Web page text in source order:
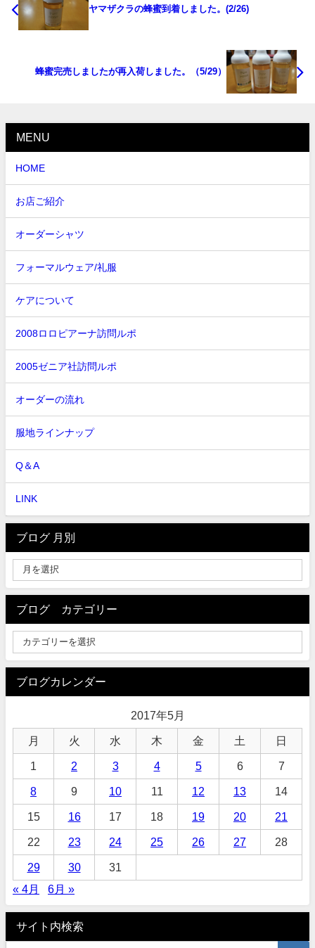
ヤマザクラの蜂蜜到着しました。(2/26)
蜂蜜完売しましたが再入荷しました。（5/29）
MENU
HOME
お店ご紹介
オーダーシャツ
フォーマルウェア/礼服
ケアについて
2008ロロピアーナ訪問ルポ
2005ゼニア社訪問ルポ
オーダーの流れ
服地ラインナップ
Q＆A
LINK
ブログ 月別
ブログ カテゴリー
ブログカレンダー
2017年5月
月 火 水 木 金 土 日
1 2 3 4 5 6 7
8 9 10 11 12 13 14
15 16 17 18 19 20 21
22 23 24 25 26 27 28
29 30
31
« 4月
6月 »
サイト内検索